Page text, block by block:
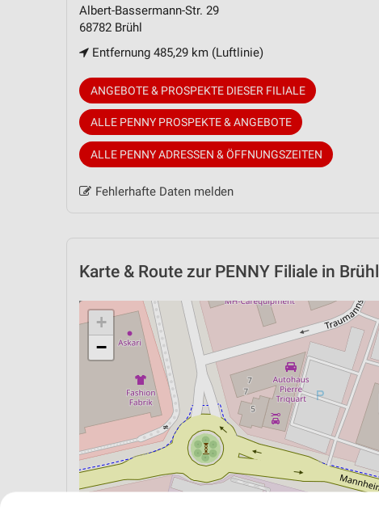
Albert-Bassermann-Str. 29
68782 Brühl
Entfernung 485,29 km (Luftlinie)
ANGEBOTE & PROSPEKTE DIESER FILIALE
ALLE PENNY PROSPEKTE & ANGEBOTE
ALLE PENNY ADRESSEN & ÖFFNUNGSZEITEN
Fehlerhafte Daten melden
Karte & Route zur PENNY Filiale in Brühl
+
−